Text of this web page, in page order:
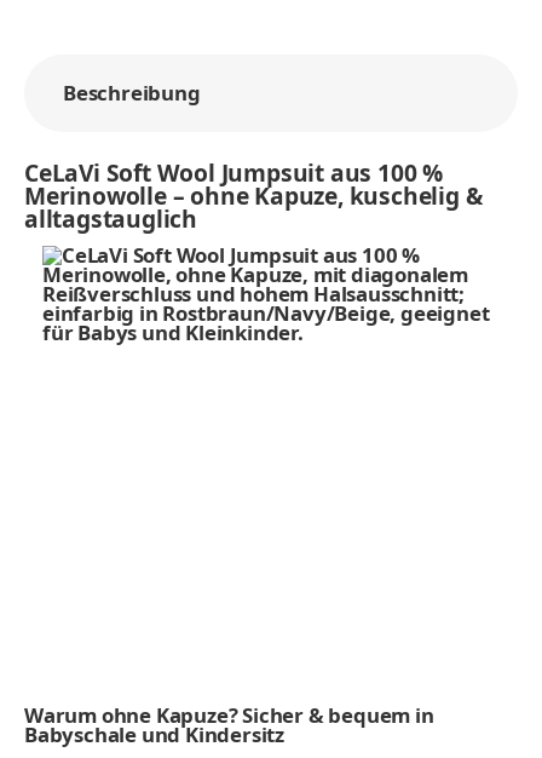
Beschreibung
CeLaVi Soft Wool Jumpsuit aus 100 %
Merinowolle – ohne Kapuze, kuschelig &
alltagstauglich
Warum ohne Kapuze? Sicher & bequem in
Babyschale und Kindersitz